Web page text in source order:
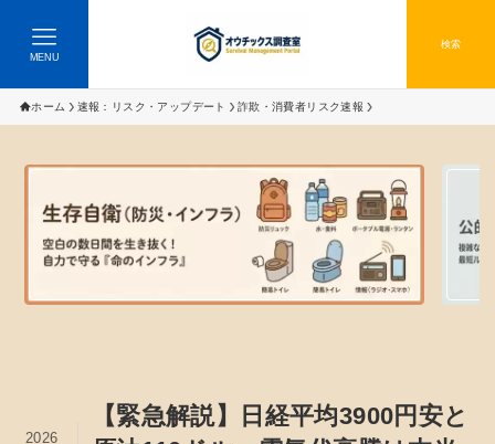
検索
MENU
ホーム 速報：リスク・アップデート 詐欺・消費者リスク速報
【緊急解説】日経平均3900円安と
2026